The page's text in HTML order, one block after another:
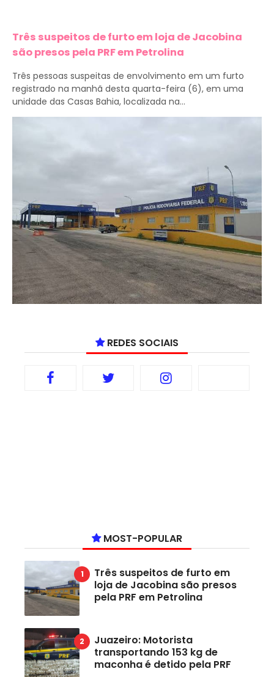
Três suspeitos de furto em loja de Jacobina
são presos pela PRF em Petrolina
Três pessoas suspeitas de envolvimento em um furto
registrado na manhã desta quarta-feira (6), em uma
unidade das Casas Bahia, localizada na...
REDES SOCIAIS
MOST-POPULAR
Três suspeitos de furto em
loja de Jacobina são presos
pela PRF em Petrolina
Juazeiro: Motorista
transportando 153 kg de
maconha é detido pela PRF